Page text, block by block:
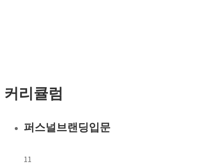
커리큘럼
퍼스널브랜딩입문
11